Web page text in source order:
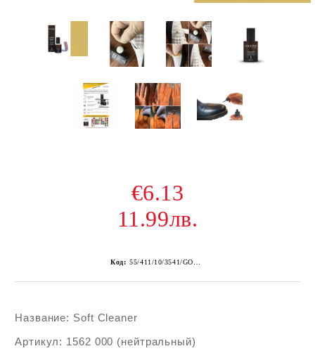
€6.13
11.99лв.
Код:
Название: Soft Cleaner
Артикул: 1562 000 (нейтральный)